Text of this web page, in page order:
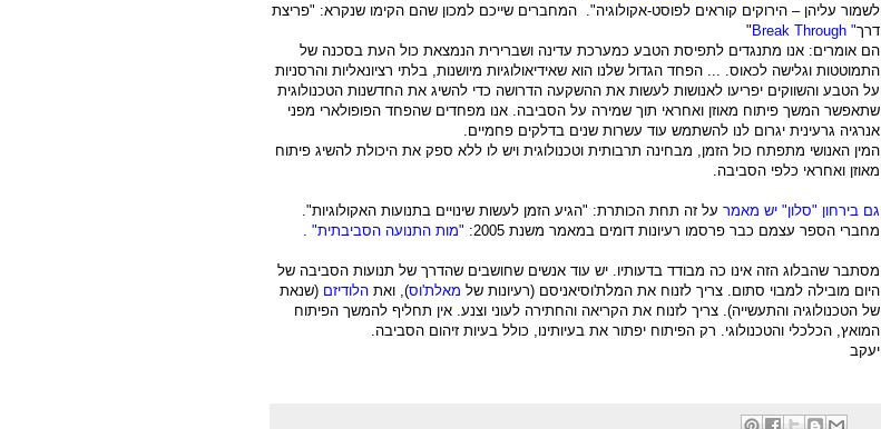
לשמור עליהן – הירוקים קוראים לפוסט-אקולוגיה". המחברים שייכם למכון שהם הקימו שנקרא: "פריצת
דרך"
Break Through
"
הם אומרים: אנו מתנגדים לתפיסת הטבע כמערכת עדינה ושברירית הנמצאת כול העת בסכנה של
התמוטטות וגלישה לכאוס. ... הפחד הגדול שלנו הוא שאידיאולוגיות מיושנות, בלתי רציונאליות והרסניות
על הטבע והשווקים יפריעו לאנושות לעשות את ההשקעה הדרושה כדי להשיג את החדשנות הטכנולוגית
שתאפשר המשך פיתוח מאוזן ואחראי תוך שמירה על הסביבה. אנו מפחדים שהפחד הפופולארי מפני
אנרגיה גרעינית יגרום לנו להשתמש עוד עשרות שנים בדלקים פחמיים.
המין האנושי מתפתח כול הזמן, מבחינה תרבותית וטכנולוגית ויש לו ללא ספק את היכולת להשיג פיתוח
מאוזן ואחראי כלפי הסביבה.
גם בירחון "סלון" יש מאמר על זה תחת הכותרת: "הגיע הזמן לעשות שינויים בתנועות האקולוגיות".
מחברי הספר עצמם כבר פרסמו רעיונות דומים במאמר משנת 2005:
"מות התנועה הסביבתית"
מסתבר שהבלוג הזה אינו כה מבודד בדעותיו. יש עוד אנשים שחושבים שהדרך של תנועות הסביבה של
היום מובילה למבוי סתום. צריך לזנוח את המלת'וסיאניסם (רעיונות של מאלת'וס), ואת הלודיזם (שנאת
של הטכנולוגיה והתעשייה). צריך לזנוח את הקריאה והחתירה לעוני וצנע. אין תחליף להמשך הפיתוח
המואץ, הכלכלי והטכנולוגי. רק הפיתוח יפתור את בעיותינו, כולל בעיות זיהום הסביבה.
יעקב